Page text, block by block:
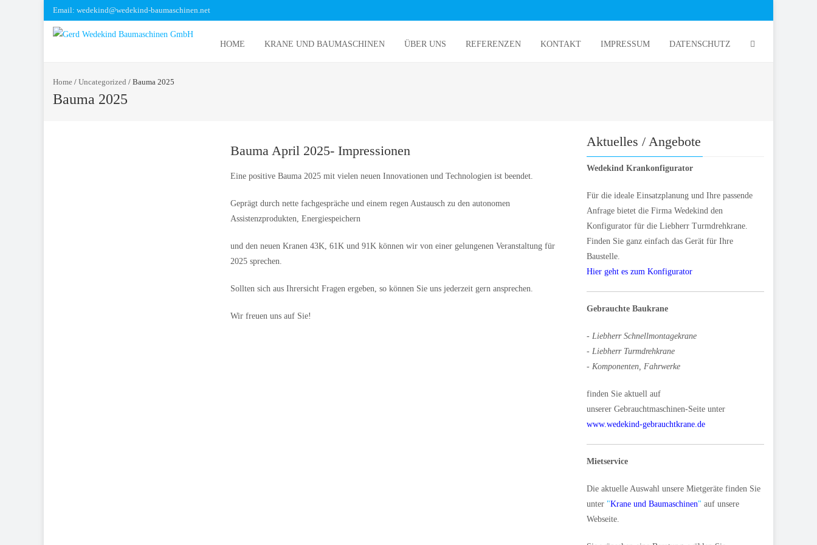
Email: wedekind@wedekind-baumaschinen.net
HOME KRANE UND BAUMASCHINEN ÜBER UNS REFERENZEN KONTAKT IMPRESSUM DATENSCHUTZ
Home / Uncategorized / Bauma 2025
Bauma 2025
Bauma April 2025- Impressionen
Eine positive Bauma 2025 mit vielen neuen Innovationen und Technologien ist beendet.
Geprägt durch nette fachgespräche und einem regen Austausch zu den autonomen
Assistenzprodukten, Energiespeichern
und den neuen Kranen 43K, 61K und 91K können wir von einer gelungenen Veranstaltung für
2025 sprechen.
Sollten sich aus Ihrersicht Fragen ergeben, so können Sie uns jederzeit gern ansprechen.
Wir freuen uns auf Sie!
Aktuelles / Angebote
Wedekind Krankonfigurator
Für die ideale Einsatzplanung und Ihre passende
Anfrage bietet die Firma Wedekind den
Konfigurator für die Liebherr Turmdrehkrane.
Finden Sie ganz einfach das Gerät für Ihre
Baustelle.
Hier geht es zum Konfigurator
Gebrauchte Baukrane
- Liebherr Schnellmontagekrane
- Liebherr Turmdrehkrane
- Komponenten, Fahrwerke
finden Sie aktuell auf
unserer Gebrauchtmaschinen-Seite unter
www.wedekind-gebrauchtkrane.de
Mietservice
Die aktuelle Auswahl unsere Mietgeräte finden Sie
unter "Krane und Baumaschinen" auf unsere
Webseite.